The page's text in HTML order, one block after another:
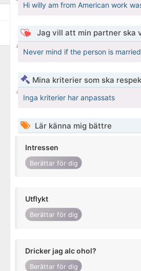
Hi willy am from American work
Jag vill att min partner ska
Never mind if the person is married
Mina kriterier som ska
Inga kriterier har anpassats
Lär känna mig bättre
Intressen
Berättar för dig
Utflykt
Berättar för dig
Dricker jag alc ohol?
Berättar för dig